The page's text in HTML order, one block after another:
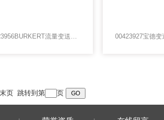
00423956BURKERT流量变送器*总代理
末页 跳转到第 页